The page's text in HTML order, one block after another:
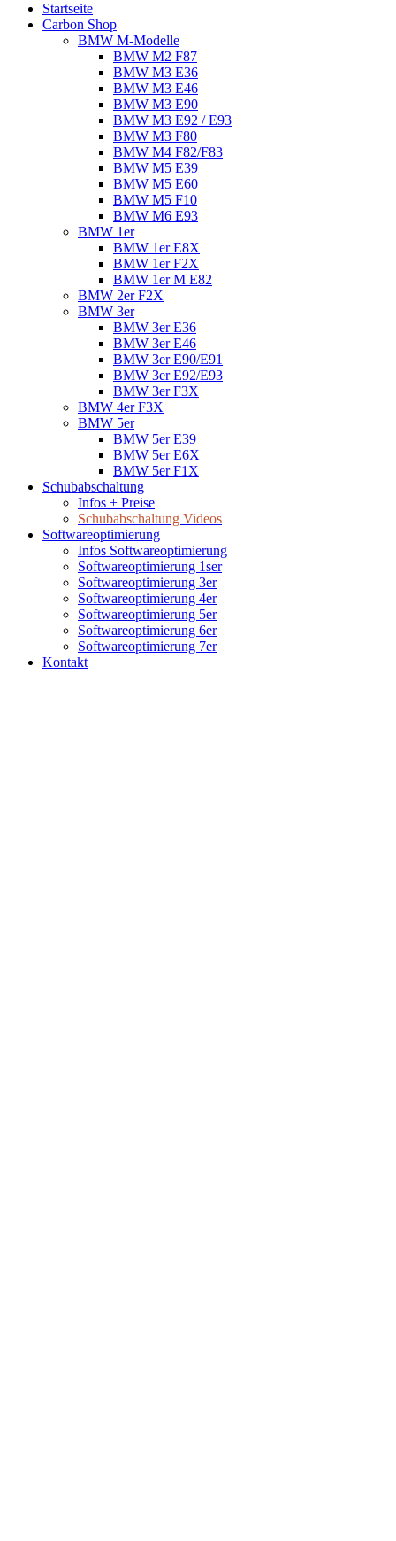
Startseite
Carbon Shop
BMW M-Modelle
BMW M2 F87
BMW M3 E36
BMW M3 E46
BMW M3 E90
BMW M3 E92 / E93
BMW M3 F80
BMW M4 F82/F83
BMW M5 E39
BMW M5 E60
BMW M5 F10
BMW M6 E93
BMW 1er
BMW 1er E8X
BMW 1er F2X
BMW 1er M E82
BMW 2er F2X
BMW 3er
BMW 3er E36
BMW 3er E46
BMW 3er E90/E91
BMW 3er E92/E93
BMW 3er F3X
BMW 4er F3X
BMW 5er
BMW 5er E39
BMW 5er E6X
BMW 5er F1X
Schubabschaltung
Infos + Preise
Schubabschaltung Videos
Softwareoptimierung
Infos Softwareoptimierung
Softwareoptimierung 1ser
Softwareoptimierung 3er
Softwareoptimierung 4er
Softwareoptimierung 5er
Softwareoptimierung 6er
Softwareoptimierung 7er
Kontakt